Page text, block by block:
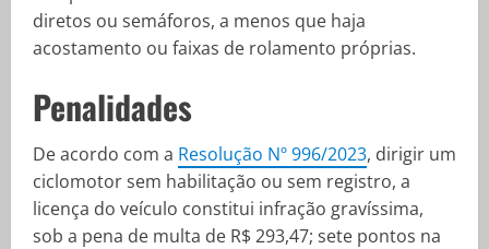
diretos ou semáforos, a menos que haja
acostamento ou faixas de rolamento próprias.
Penalidades
De acordo com a Resolução Nº 996/2023, dirigir um
ciclomotor sem habilitação ou sem registro, a
licença do veículo constitui infração gravíssima,
sob a pena de multa de R$ 293,47; sete pontos na